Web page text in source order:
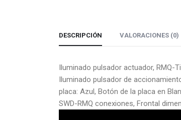
DESCRIPCIÓN VALORACIONES (0)
Iluminado pulsador actuador, RMQ-
Iluminado pulsador de
placa: Azul, Botón de la placa en
SWD-RMQ conexiones, Frontal